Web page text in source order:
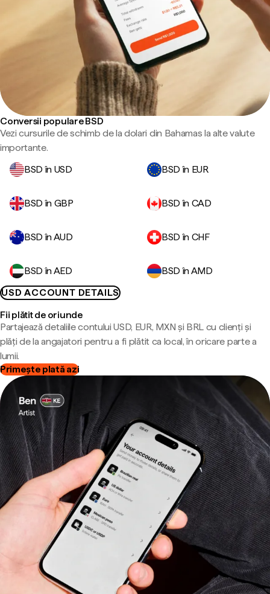
Conversii populare BSD
Vezi cursurile de schimb de la dolari din Bahamas la alte valute
importante.
BSD în USD
BSD în EUR
BSD în GBP BSD în CAD
BSD în AUD BSD în CHF
BSD în AED
BSD în AMD
USD ACCOUNT DETAILS
Fii plătit de oriunde
Partajează detaliile contului USD, EUR, MXN și BRL cu clienți și
plăți de la angajatori pentru a fi plătit ca local, în oricare parte a
lumii.
Primește plată azi